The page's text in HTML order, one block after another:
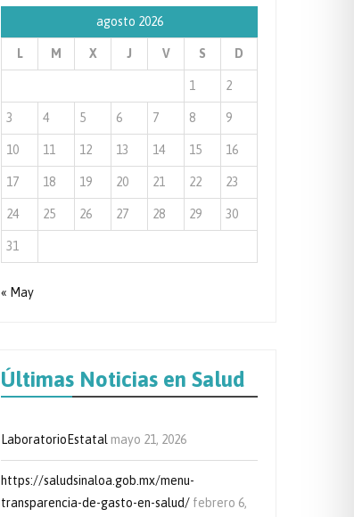
agosto 2026
L M X J V S D
1 2
3 4 5 6 7 8 9
10 11 12 13 14 15 16
17 18 19 20 21 22 23
24 25 26 27 28 29 30
31
« May
Últimas Noticias en Salud
LaboratorioEstatal mayo 21, 2026
https://saludsinaloa.gob.mx/menu-
transparencia-de-gasto-en-salud/ febrero 6,